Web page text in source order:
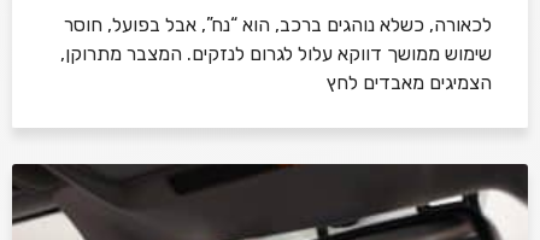
לכאורה, כשלא נוהגים ברכב, הוא “נח”, אבל בפועל, חוסר
שימוש ממושך דווקא עלול לגרום לנזקים. המצבר מתרוקן,
הצמיגים מאבדים לחץ